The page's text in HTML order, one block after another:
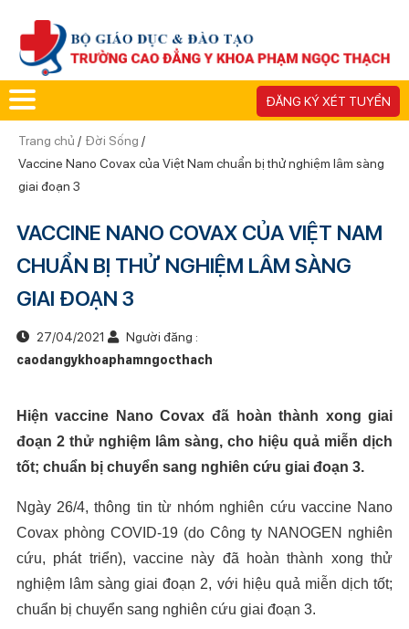
ĐĂNG KÝ XÉT TUYỂN
Trang chủ / Đời Sống /
Vaccine Nano Covax của Việt Nam chuẩn bị thử nghiệm lâm sàng
giai đoạn 3
VACCINE NANO COVAX CỦA VIỆT NAM
CHUẨN BỊ THỬ NGHIỆM LÂM SÀNG
GIAI ĐOẠN 3
27/04/2021
Người đăng :
caodangykhoaphamngocthach
Hiện vaccine Nano Covax đã hoàn thành xong giai
đoạn 2 thử nghiệm lâm sàng, cho hiệu quả miễn dịch
tốt; chuẩn bị chuyển sang nghiên cứu giai đoạn 3.
Ngày 26/4, thông tin từ nhóm nghiên cứu vaccine Nano
Covax phòng COVID-19 (do Công ty NANOGEN nghiên
cứu, phát triển), vaccine này đã hoàn thành xong thử
nghiệm lâm sàng giai đoạn 2, với hiệu quả miễn dịch tốt;
chuẩn bị chuyển sang nghiên cứu giai đoạn 3.